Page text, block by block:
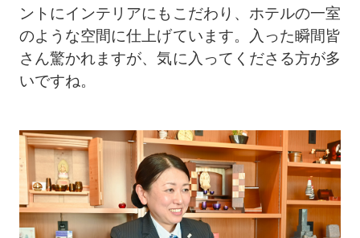
ントにインテリアにもこだわり、ホテルの一室
のような空間に仕上げています。入った瞬間皆
さん驚かれますが、気に入ってくださる方が多
いですね。